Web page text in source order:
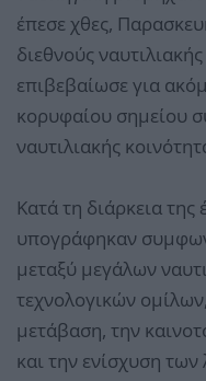
έπεσε χθες,
διεθνούς
επιβεβαίωσε για
κορυφαίου σημείου
ναυτιλιακής
Κατά τη διάρκεια
υπογράφηκαν
μεταξύ μεγάλων
τεχνολογικών
μετάβαση, την
και την ενίσχυση